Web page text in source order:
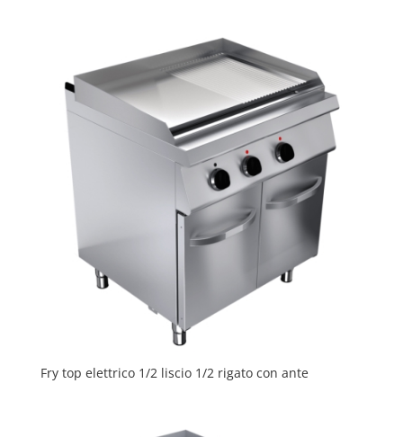
Fry top elettrico 1/2 liscio 1/2 rigato con ante